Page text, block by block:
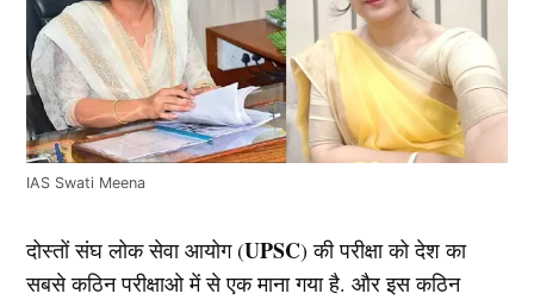
IAS Swati Meena
दोस्तों संघ लोक सेवा आयोग (UPSC) की परीक्षा को देश का
सबसे कठिन परीक्षाओ में से एक माना गया है. और इस कठिन